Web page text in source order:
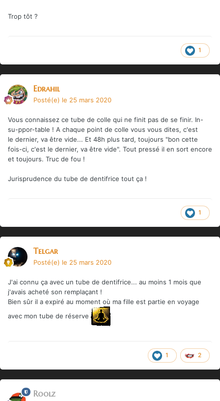
Trop tôt ?
1
Edrahil
Posté(e) le 25 mars 2020
Vous connaissez ce tube de colle qui ne finit pas de se finir. In-
su-ppor-table ! A chaque point de colle vous vous dites, c'est
le dernier, va être vide... Et 48h plus tard, toujours "bon cette
fois-ci, c'est le dernier, va être vide". Tout pressé il en sort encore
et toujours. Truc de fou !
Jurisprudence du tube de dentifrice tout ça !
1
Telgar
Posté(e) le 25 mars 2020
J'ai connu ça avec un tube de dentifrice... au moins 1 mois que
j'avais acheté son remplaçant !
Bien sûr il a expiré au moment où ma fille est partie en voyage
avec mon tube de réserve
1 2
Roolz